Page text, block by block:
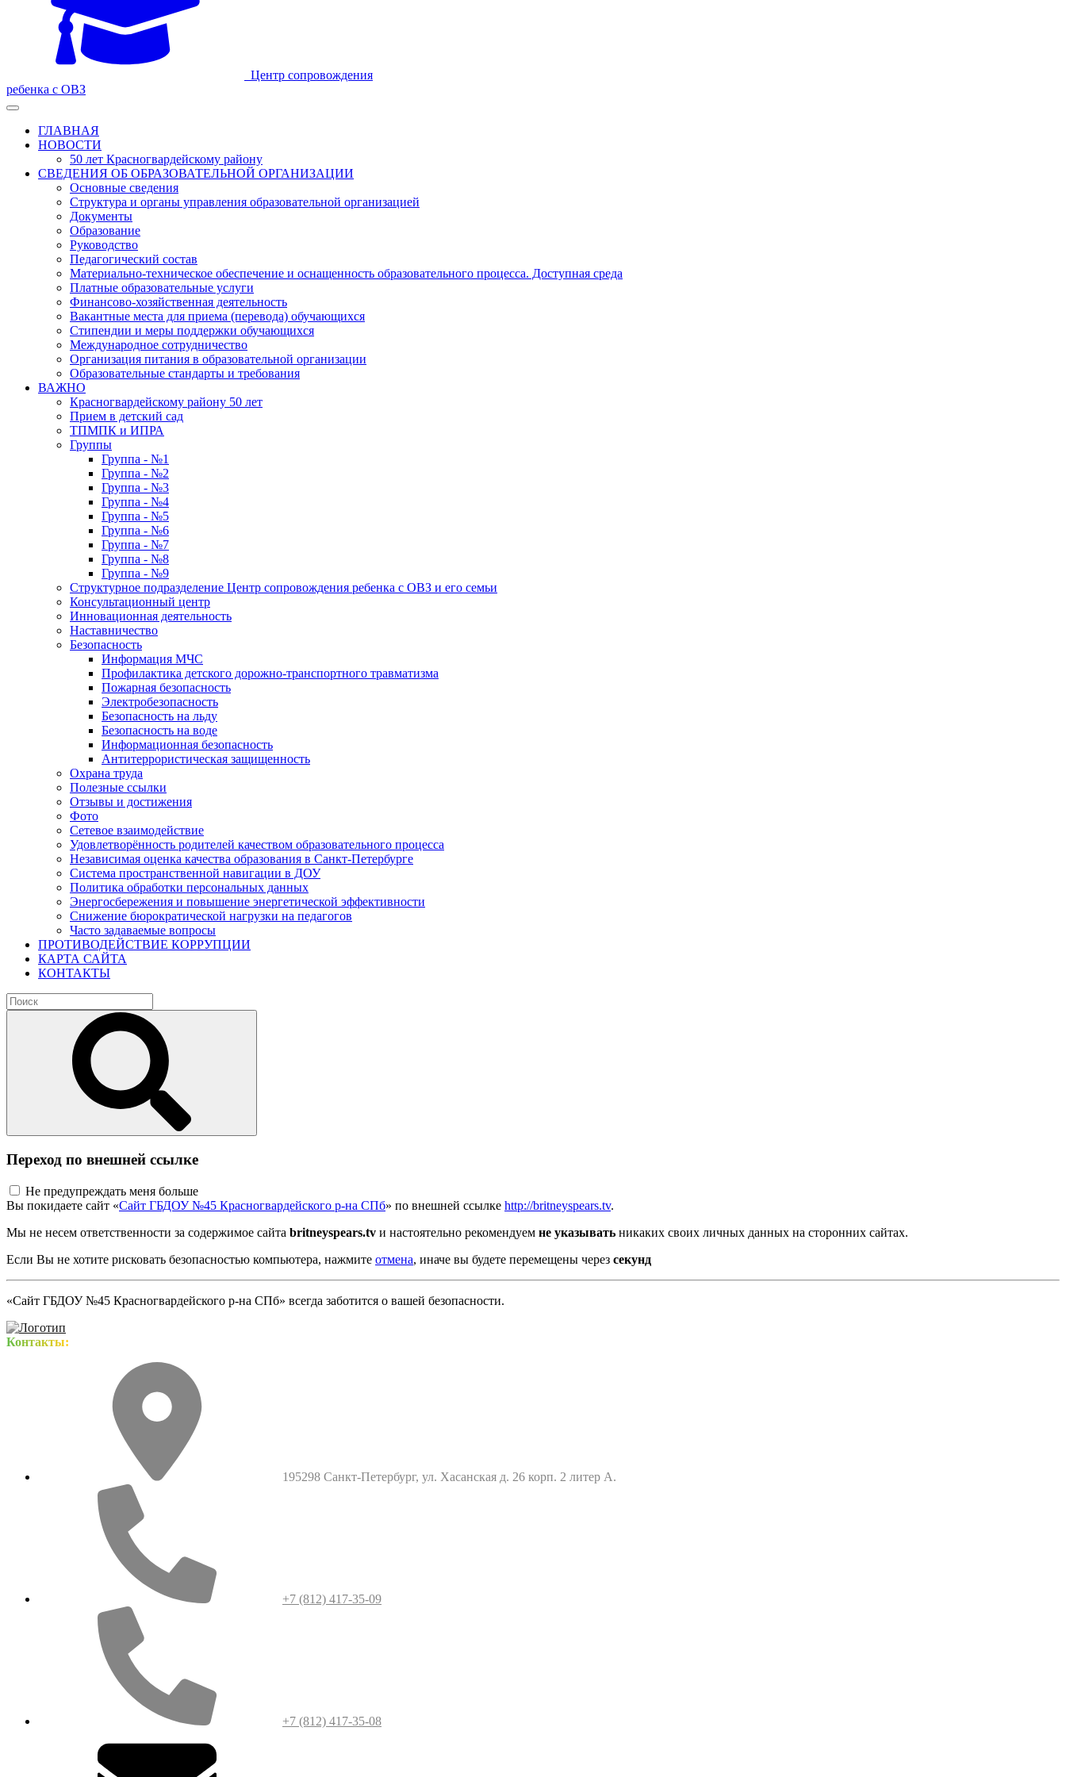
Центр сопровождения
ребенка с ОВЗ
ГЛАВНАЯ
НОВОСТИ
50 лет Красногвардейскому району
СВЕДЕНИЯ ОБ ОБРАЗОВАТЕЛЬНОЙ ОРГАНИЗАЦИИ
Основные сведения
Структура и органы управления образовательной организацией
Документы
Образование
Руководство
Педагогический состав
Материально-техническое обеспечение и оснащенность образовательного процесса. Доступная среда
Платные образовательные услуги
Финансово-хозяйственная деятельность
Вакантные места для приема (перевода) обучающихся
Стипендии и меры поддержки обучающихся
Международное сотрудничество
Организация питания в образовательной организации
Образовательные стандарты и требования
ВАЖНО
Красногвардейскому району 50 лет
Прием в детский сад
ТПМПК и ИПРА
Группы
Группа - №1
Группа - №2
Группа - №3
Группа - №4
Группа - №5
Группа - №6
Группа - №7
Группа - №8
Группа - №9
Структурное подразделение Центр сопровождения ребенка с ОВЗ и его семьи
Консультационный центр
Инновационная деятельность
Наставничество
Безопасность
Информация МЧС
Профилактика детского дорожно-транспортного травматизма
Пожарная безопасность
Электробезопасность
Безопасность на льду
Безопасность на воде
Информационная безопасность
Антитеррористическая защищенность
Охрана труда
Полезные ссылки
Отзывы и достижения
Фото
Сетевое взаимодействие
Удовлетворённость родителей качеством образовательного процесса
Независимая оценка качества образования в Санкт-Петербурге
Система пространственной навигации в ДОУ
Политика обработки персональных данных
Энергосбережения и повышение энергетической эффективности
Снижение бюрократической нагрузки на педагогов
Часто задаваемые вопросы
ПРОТИВОДЕЙСТВИЕ КОРРУПЦИИ
КАРТА САЙТА
КОНТАКТЫ
Переход по внешней ссылке
Не предупреждать меня больше
Вы покидаете сайт «Сайт ГБДОУ №45 Красногвардейского р-на СПб» по внешней ссылке http://britneyspears.tv.
Мы не несем ответственности за содержимое сайта britneyspears.tv и настоятельно рекомендуем не указывать никаких своих личных данных на сторонних сайтах.
Если Вы не хотите рисковать безопасностью компьютера, нажмите отмена, иначе вы будете перемещены через секунд
«Сайт ГБДОУ №45 Красногвардейского р-на СПб» всегда заботится о вашей безопасности.
Контакты:
195298 Санкт-Петербург, ул. Хасанская д. 26 корп. 2 литер А.
+7 (812) 417-35-09
+7 (812) 417-35-08